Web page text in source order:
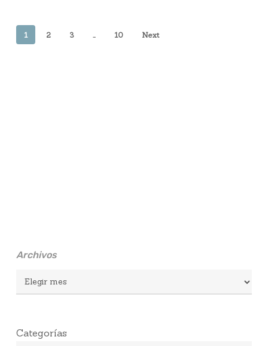
1 2 3 … 10 Next
Archivos
Archivos
Categorías